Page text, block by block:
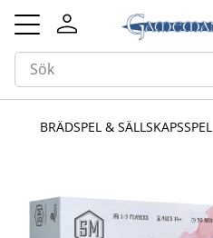
Meny
BRÄDSPEL & SÄLLSKAPSSPEL